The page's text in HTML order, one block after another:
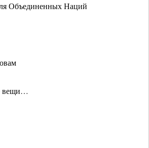
Объединенных Наций
вещи…